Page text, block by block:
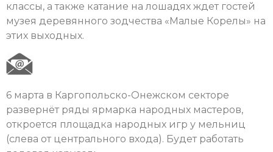
классы, а также катание на лошадях ждет гостей
музея деревянного зодчества «Малые Корелы» на
этих выходных.
6 марта в Каргопольско-Онежском секторе
развернёт ряды ярмарка народных мастеров,
откроется площадка народных игр у мельниц
(слева от центрального входа). Будет работать